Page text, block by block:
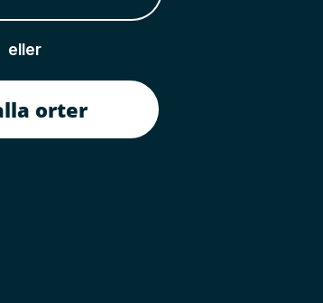
eller
orter